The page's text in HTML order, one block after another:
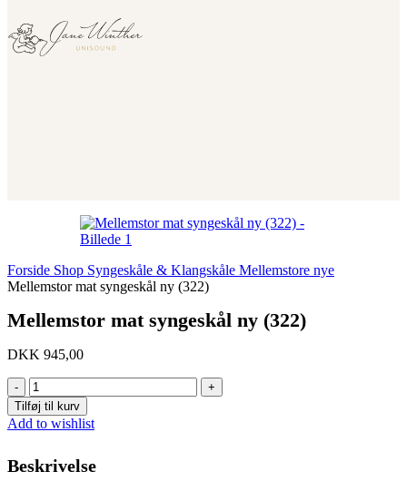
Forside Shop Syngeskåle & Klangskåle Mellemstore nye
Mellemstor mat syngeskål ny (322)
Mellemstor mat syngeskål ny (322)
DKK 945,00
Mellemstor
mat
syngeskål
ny
antal
Tilføj til kurv
Add to wishlist
Beskrivelse